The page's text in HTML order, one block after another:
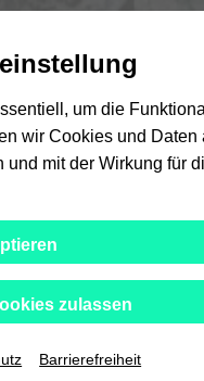
um die
wir Cookies und
und mit der Wirkung für
zulassen
Barrierefreiheit